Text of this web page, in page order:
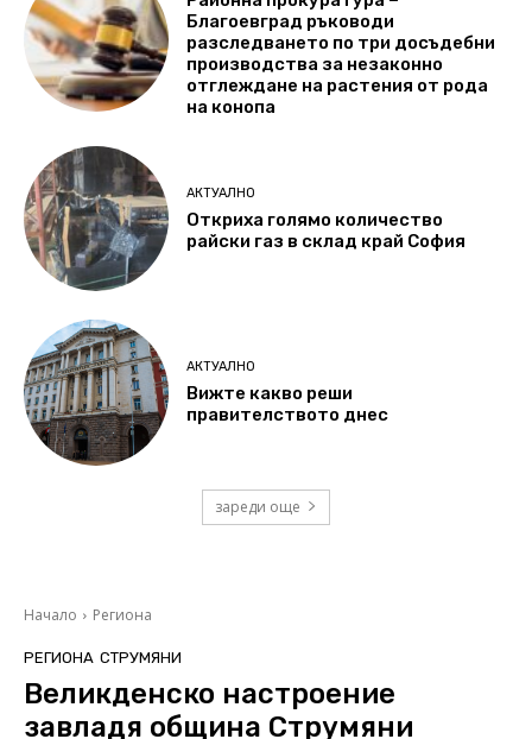
Благоевград ръководи
разследването по три досъдебни
производства за незаконно
отглеждане на растения от рода
на конопа
АКТУАЛНО
Откриха голямо количество
райски газ в склад край София
АКТУАЛНО
Вижте какво реши
правителството днес
зареди още